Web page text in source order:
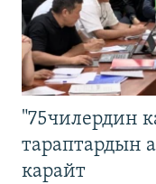
"75чилердин
тараптардын
карайт